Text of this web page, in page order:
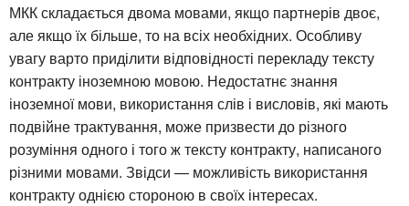
МКК складається двома мовами, якщо партнерів двоє,
але якщо їх більше, то на всіх необхідних. Особливу
увагу варто приділити відповідності перекладу тексту
контракту іноземною мовою. Недостатнє знання
іноземної мови, використання слів і висловів, які мають
подвійне трактування, може призвести до різного
розуміння одного і того ж тексту контракту, написаного
різними мовами. Звідси — можливість використання
контракту однією стороною в своїх інтересах.